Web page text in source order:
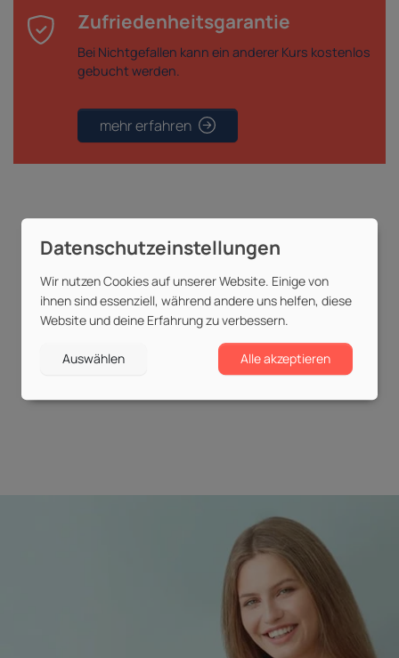
Zufriedenheitsgarantie
Bei Nichtgefallen kann ein anderer Kurs kostenlos
gebucht werden.
mehr erfahren
»Wir verhelfenMenschen und
Unternehmenzu mehr Erfolg &
Produktivität«
mehr erfahren
Wir nutzen Cookies auf unserer Website. Einige von
ihnen sind essenziell, während andere uns helfen, diese
Website und deine Erfahrung zu verbessern.
Auswählen Alle akzeptieren